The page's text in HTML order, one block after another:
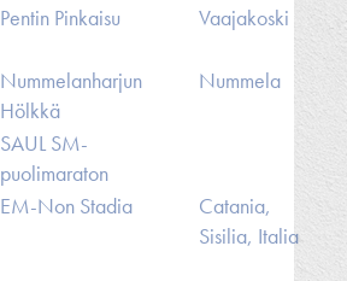
Pentin Pinkaisu Vaajakoski
Nummelanharjun
Hölkkä
Nummela
SAUL SM-
puolimaraton
EM-Non Stadia
Catania,
Sisilia, Italia